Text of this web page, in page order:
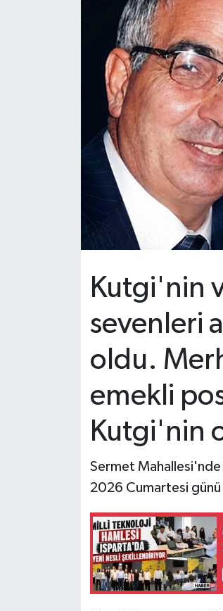
Kutgi'nin
sevenleri
oldu.
emekli
Kutgi'nin
Sermet
2026 Cumartesi
HABERDE İNSAN
KÜLTÜR SANAT
Tarihi Yapılarımız